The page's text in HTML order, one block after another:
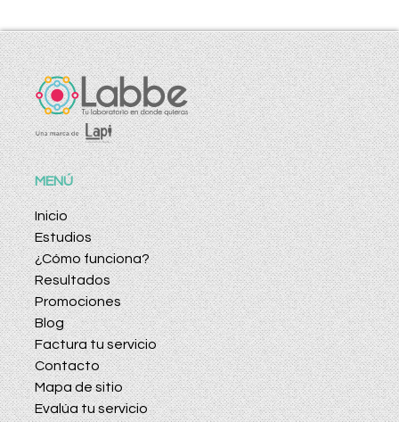
MENÚ
Inicio
Estudios
¿Cómo funciona?
Resultados
Promociones
Blog
Factura tu servicio
Contacto
Mapa de sitio
Evalúa tu servicio